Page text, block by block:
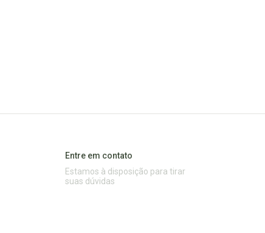
Entre em contato
Estamos à disposição para tirar
suas dúvidas